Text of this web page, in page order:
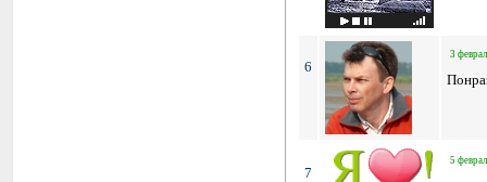
6
3
7
5